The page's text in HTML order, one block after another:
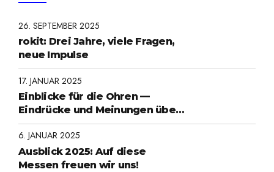
26. SEPTEMBER 2025
rokit: Drei Jahre, viele Fragen,
neue Impulse
17. JANUAR 2025
Einblicke für die Ohren —
Eindrücke und Meinungen über
Roboter in freier Wildbahn:
6. JANUAR 2025
Ausblick 2025: Auf diese
Messen freuen wir uns!